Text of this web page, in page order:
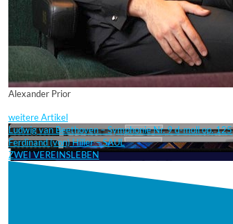
Alexander Prior
weitere Artikel
Ludwig van Beethoven – Symphonie Nr. 9 d-moll op. 125
Ferdinand (von) Hiller – SAUL
ZWEI VEREINSLEBEN